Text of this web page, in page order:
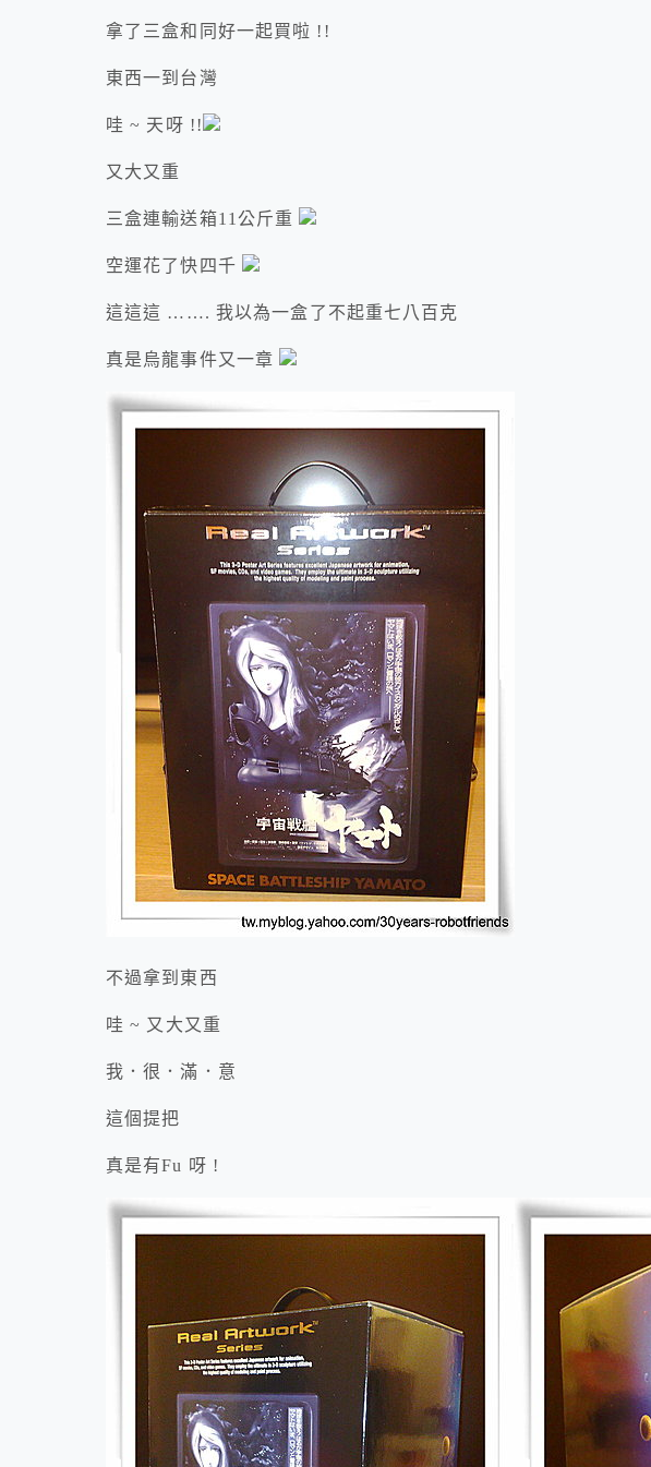
拿了三盒和同好一起買啦 !!
東西一到台灣
哇 ~ 天呀 !!
又大又重
三盒連輸送箱11公斤重
空運花了快四千
這這這 ……. 我以為一盒了不起重七八百克
真是烏龍事件又一章
不過拿到東西
哇 ~ 又大又重
我．很．滿．意
這個提把
真是有Fu 呀 !